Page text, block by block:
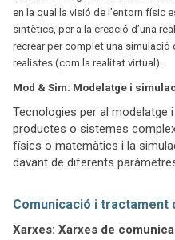
en la qual la visió de l’entorn físic
sintètics, per a la creació d’una
recrear per complet una simulació
realistes (com la realitat virtual).
Mod & Sim: Modelatge i
Tecnologies per al modelatge
productes o sistemes
físics o matemàtics i la
davant de diferents
Comunicació i tractament
Xarxes: Xarxes de